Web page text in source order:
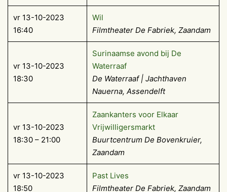
vr 13-10-2023
16:40
Wil
Filmtheater De Fabriek, Zaandam
vr 13-10-2023
18:30
Surinaamse avond bij De
Waterraaf
De Waterraaf | Jachthaven
Nauerna, Assendelft
vr 13-10-2023
18:30 – 21:00
Zaankanters voor Elkaar
Vrijwilligersmarkt
Buurtcentrum De Bovenkruier,
Zaandam
vr 13-10-2023
18:50
Past Lives
Filmtheater De Fabriek, Zaandam